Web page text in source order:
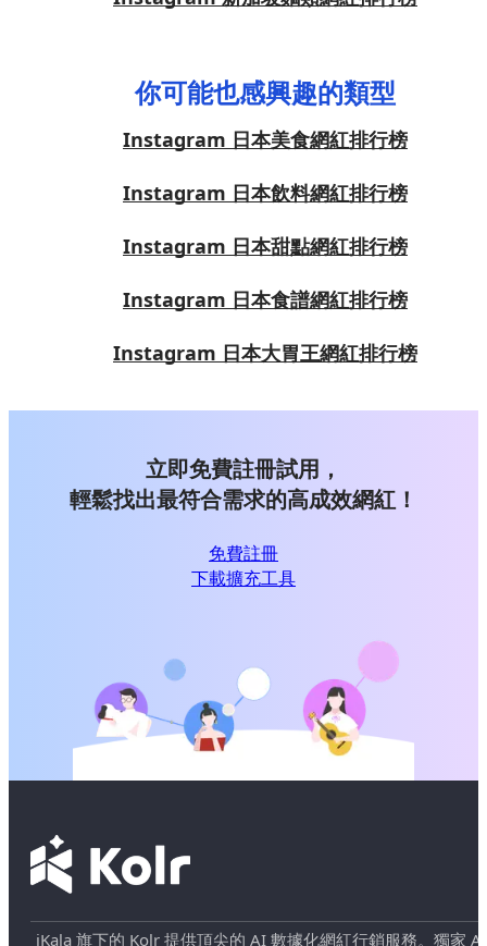
你可能也感興趣的類型
Instagram 日本美食網紅排行榜
Instagram 日本飲料網紅排行榜
Instagram 日本甜點網紅排行榜
Instagram 日本食譜網紅排行榜
Instagram 日本大胃王網紅排行榜
立即免費註冊試用，
輕鬆找出最符合需求的高成效網紅！
免費註冊
下載擴充工具
iKala 旗下的 Kolr 提供頂尖的 AI 數據化網紅行銷服務。獨家 AI